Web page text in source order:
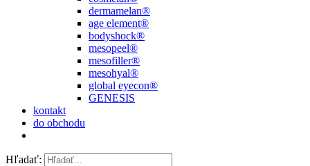
dermamelan®
age element®
bodyshock®
mesopeel®
mesofiller®
mesohyal®
global eyecon®
GENESIS
kontakt
do obchodu
Hľadať: